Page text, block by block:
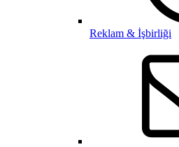
Reklam & İşbirliği